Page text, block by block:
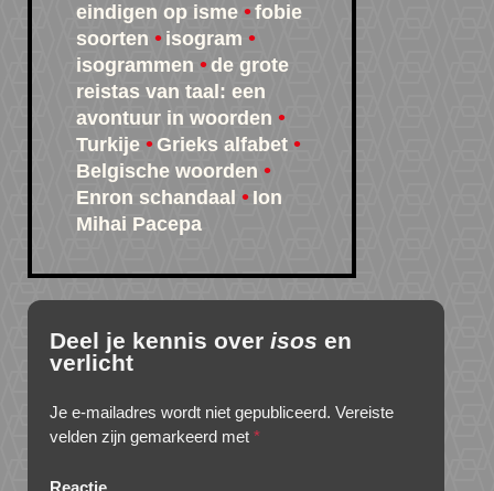
eindigen op isme
fobie
soorten
isogram
isogrammen
de grote
reistas van taal: een
avontuur in woorden
Turkije
Grieks alfabet
Belgische woorden
Enron schandaal
Ion
Mihai Pacepa
Deel je kennis over isos en
verlicht
Je e-mailadres wordt niet gepubliceerd. Vereiste
velden zijn gemarkeerd met *